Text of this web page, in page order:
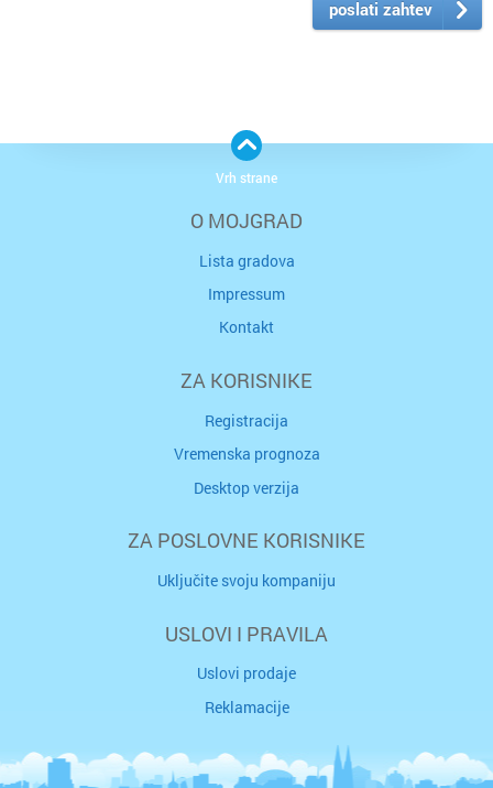
poslati zahtev
O MOJGRAD
Lista gradova
Impressum
Kontakt
ZA KORISNIKE
Registracija
Vremenska prognoza
Desktop verzija
ZA POSLOVNE KORISNIKE
Uključite svoju kompaniju
USLOVI I PRAVILA
Uslovi prodaje
Reklamacije
Vrh strane